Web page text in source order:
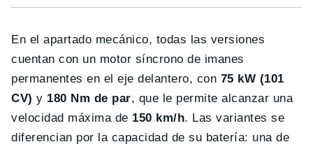
En el apartado mecánico, todas las versiones
cuentan con un motor síncrono de imanes
permanentes en el eje delantero, con 75 kW (101
CV) y 180 Nm de par, que le permite alcanzar una
velocidad máxima de 150 km/h. Las variantes se
diferencian por la capacidad de su batería: una de